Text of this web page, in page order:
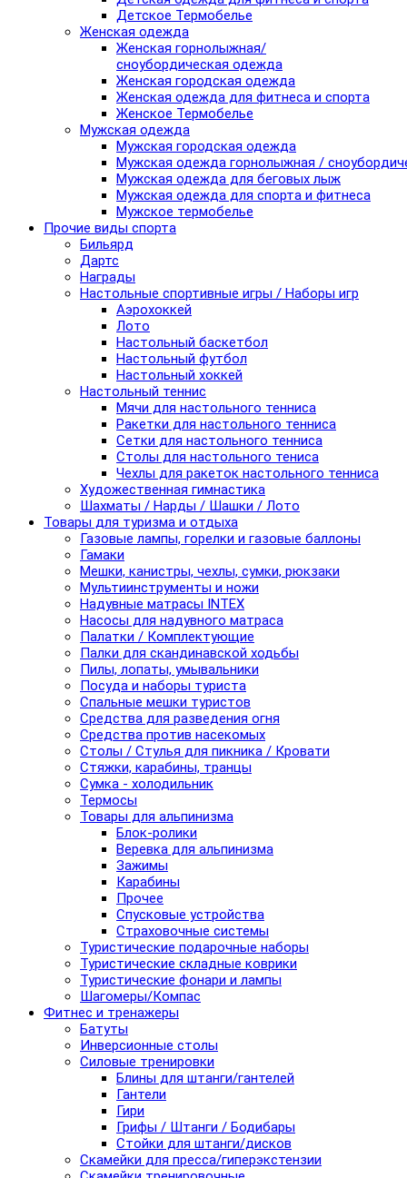
Детское Термобелье
Женская одежда
Женская горнолыжная/
сноубордическая одежда
Женская городская одежда
Женская одежда для фитнеса и спорта
Женское Термобелье
Мужская одежда
Мужская городская одежда
Мужская одежда горнолыжная /
Мужская одежда для беговых лыж
Мужская одежда для спорта и фитнеса
Мужское термобелье
Прочие виды спорта
Бильярд
Дартс
Награды
Настольные спортивные игры / Наборы игр
Аэрохоккей
Лото
Настольный баскетбол
Настольный футбол
Настольный хоккей
Настольный теннис
Мячи для настольного тенниса
Ракетки для настольного тенниса
Сетки для настольного тенниса
Столы для настольного тениса
Чехлы для ракеток настольного тенниса
Художественная гимнастика
Шахматы / Нарды / Шашки / Лото
Товары для туризма и отдыха
Газовые лампы, горелки и газовые баллоны
Гамаки
Мешки, канистры, чехлы, сумки, рюкзаки
Мультиинструменты и ножи
Надувные матрасы INTEX
Насосы для надувного матраса
Палатки / Комплектующие
Палки для скандинавской ходьбы
Пилы, лопаты, умывальники
Посуда и наборы туриста
Спальные мешки туристов
Средства для разведения огня
Средства против насекомых
Столы / Стулья для пикника / Кровати
Стяжки, карабины, транцы
Сумка - холодильник
Термосы
Товары для альпинизма
Блок-ролики
Веревка для альпинизма
Зажимы
Карабины
Прочее
Спусковые устройства
Страховочные системы
Туристические подарочные наборы
Туристические складные коврики
Туристические фонари и лампы
Шагомеры/Компас
Фитнес и тренажеры
Батуты
Инверсионные столы
Силовые тренировки
Блины для штанги/гантелей
Гантели
Гири
Грифы / Штанги / Бодибары
Стойки для штанги/дисков
Скамейки для пресса/гиперэкстензии